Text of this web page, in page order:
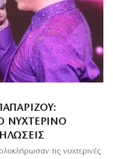
ΝΥΧΤΕΡΙΝΌ
τις νυχτερινές